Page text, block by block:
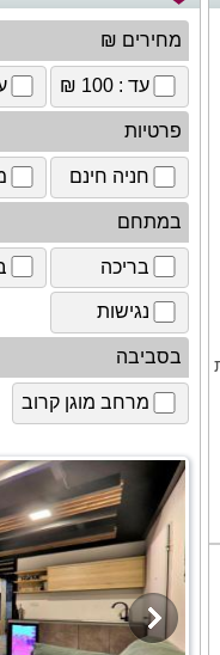
מחירים ₪
עד : 100 ₪
פרטיות
חניה חינם
במתחם
בריכה
נגישות
בסביבה
מרחב מוגן קרוב